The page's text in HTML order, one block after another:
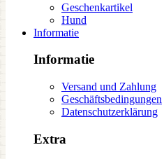
Geschenkartikel
Hund
Informatie
Informatie
Versand und Zahlung
Geschäftsbedingungen
Datenschutzerklärung
Extra